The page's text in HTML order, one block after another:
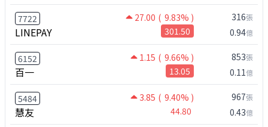
7722 27.00 ( 9.83% )
LINEPAY 301.50
316張
0.94億
6152 1.15 ( 9.66% )
百一 13.05
853張
0.11億
5484 3.85 ( 9.40% )
慧友 44.80
967張
0.43億